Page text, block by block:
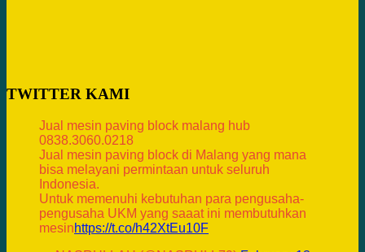
TWITTER KAMI
Jual mesin paving block malang hub
0838.3060.0218
Jual mesin paving block di Malang yang mana
bisa melayani permintaan untuk seluruh
Indonesia.
Untuk memenuhi kebutuhan para pengusaha-
pengusaha UKM yang saaat ini membutuhkan
mesinhttps://t.co/h42XtEu10F